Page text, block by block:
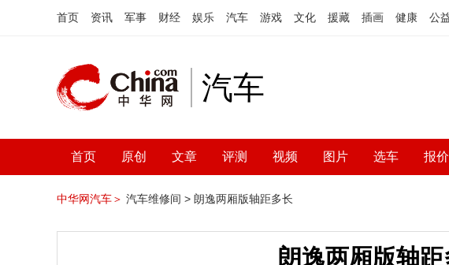
首页 资讯 军事 财经 娱乐 汽车 游戏 文化 援藏 插画 健康 公
汽车
首页 原创 文章 评测 视频 图片 选车 报价
中华网汽车＞ 汽车维修间 > 朗逸两厢版轴距多长
朗逸两厢版轴距